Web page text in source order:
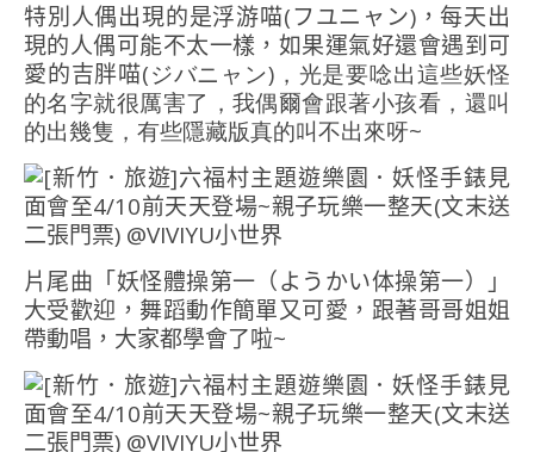
特別人偶出現的是浮游喵(フユニャン)，每天出
現的人偶可能不太一樣，如果運氣好還會遇到可
愛的吉胖喵(ジバニャン)，光是要唸出這些妖怪
的名字就很厲害了，我偶爾會跟著小孩看，還叫
的出幾隻，有些隱藏版真的叫不出來呀~
片尾曲「妖怪體操第一（ようかい体操第一）」
大受歡迎，舞蹈動作簡單又可愛，跟著哥哥姐姐
帶動唱，大家都學會了啦~